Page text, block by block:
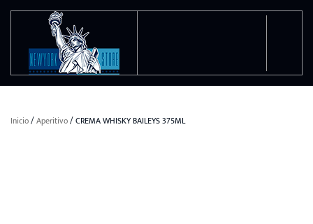
Ir al contenido principal
Inicio/Aperitivo/ CREMA WHISKY BAILEYS 375ML